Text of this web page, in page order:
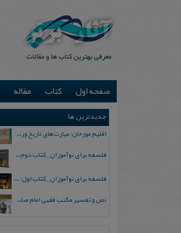
صفحه اول کتاب مقاله
جدیدترین ها
اقلیم مورخان؛ مهارت‌های تاریخ ورزی علمی
فلسفه برای نوآموزان_ کتاب دوم: پرسش درباره واقعیت و معرفت
فلسفه برای نوآموزان_ کتاب اول: تردید در باورهای رایج
نص و تفسیر مکتب فقهی امام صادق علیه السلام